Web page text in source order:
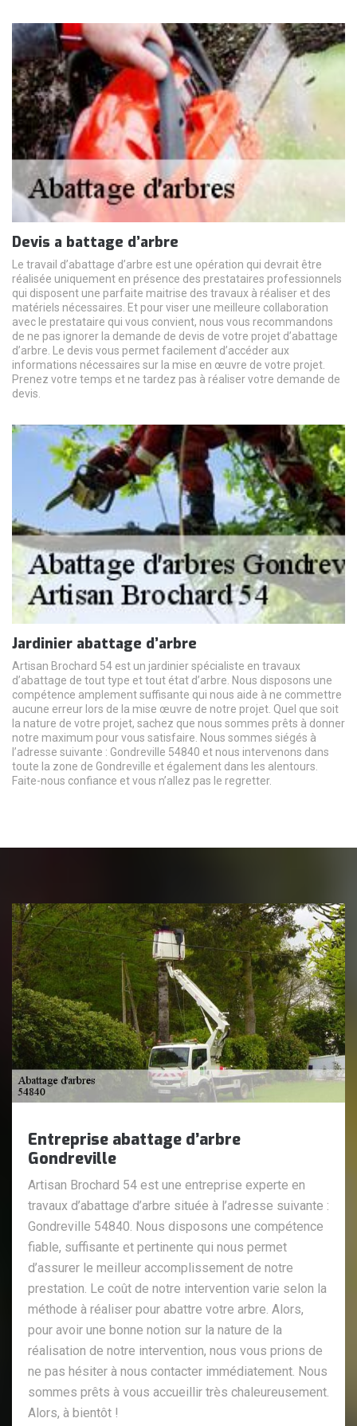
Devis a battage d’arbre
Le travail d’abattage d’arbre est une opération qui devrait être
réalisée uniquement en présence des prestataires professionnels
qui disposent une parfaite maitrise des travaux à réaliser et des
matériels nécessaires. Et pour viser une meilleure collaboration
avec le prestataire qui vous convient, nous vous recommandons
de ne pas ignorer la demande de devis de votre projet d’abattage
d’arbre. Le devis vous permet facilement d’accéder aux
informations nécessaires sur la mise en œuvre de votre projet.
Prenez votre temps et ne tardez pas à réaliser votre demande de
devis.
Jardinier abattage d’arbre
Artisan Brochard 54 est un jardinier spécialiste en travaux
d’abattage de tout type et tout état d’arbre. Nous disposons une
compétence amplement suffisante qui nous aide à ne commettre
aucune erreur lors de la mise œuvre de notre projet. Quel que soit
la nature de votre projet, sachez que nous sommes prêts à donner
notre maximum pour vous satisfaire. Nous sommes siégés à
l’adresse suivante : Gondreville 54840 et nous intervenons dans
toute la zone de Gondreville et également dans les alentours.
Faite-nous confiance et vous n’allez pas le regretter.
Entreprise abattage d’arbre
Gondreville
Artisan Brochard 54 est une entreprise experte en
travaux d’abattage d’arbre située à l’adresse suivante :
Gondreville 54840. Nous disposons une compétence
fiable, suffisante et pertinente qui nous permet
d’assurer le meilleur accomplissement de notre
prestation. Le coût de notre intervention varie selon la
méthode à réaliser pour abattre votre arbre. Alors,
pour avoir une bonne notion sur la nature de la
réalisation de notre intervention, nous vous prions de
ne pas hésiter à nous contacter immédiatement. Nous
sommes prêts à vous accueillir très chaleureusement.
Alors, à bientôt !